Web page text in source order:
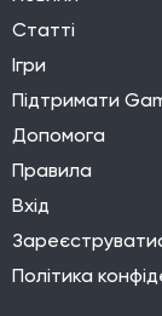
Статті
Ігри
Підтримати
Допомога
Правила
Вхід
Політика